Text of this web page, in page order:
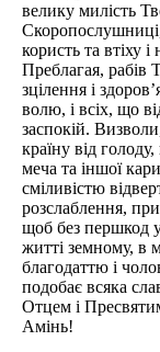
велику милість
користь та втіху
Преблагая, рабів
зцілення і
волю, і всіх, що
заспокій.
країну від
меча та іншої
сміливістю
розслаблення,
щоб без першкод
житті земному, в
благодаттю і
подобає всяка
Отцем і
Амінь!